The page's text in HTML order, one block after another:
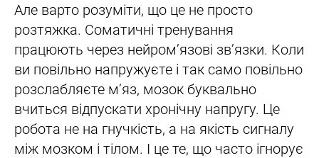
Але варто розуміти, що це не просто
розтяжка. Соматичні тренування
працюють через нейром’язові звʼязки. Коли
ви повільно напружуєте і так само повільно
розслабляєте м’яз, мозок буквально
вчиться відпускати хронічну напругу. Це
робота не на гнучкість, а на якість сигналу
між мозком і тілом. І це те, що часто ігнорує